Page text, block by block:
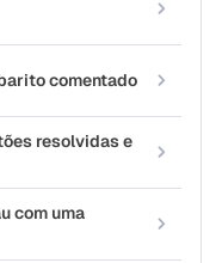
comentado
resolvidas e
com uma